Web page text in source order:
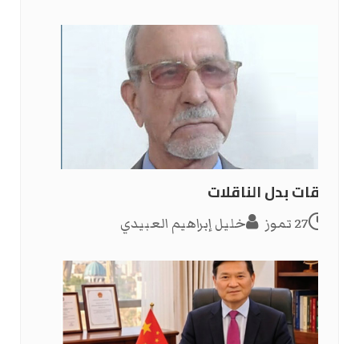
سرقات بدل الناقلات
27 تموز خليل إبراهيم العبيدي